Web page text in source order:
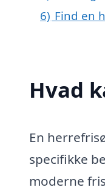
6) Find en
Hvad
En
specifikke
moderne